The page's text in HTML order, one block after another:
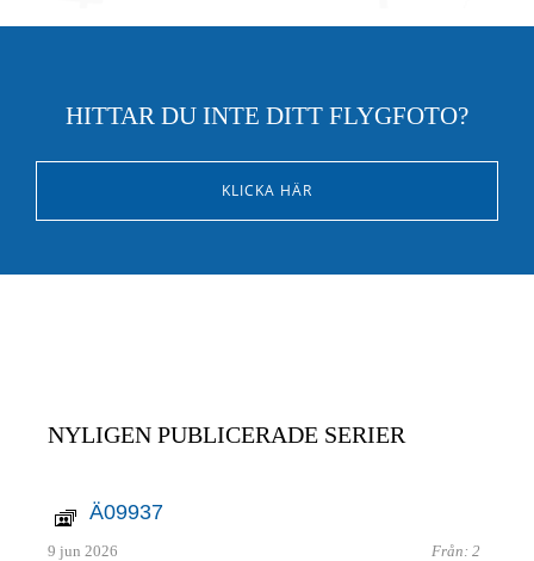
HITTAR DU INTE DITT FLYGFOTO?
KLICKA HÄR
NYLIGEN PUBLICERADE SERIER
Ä09937
9 jun 2026 Från: 2